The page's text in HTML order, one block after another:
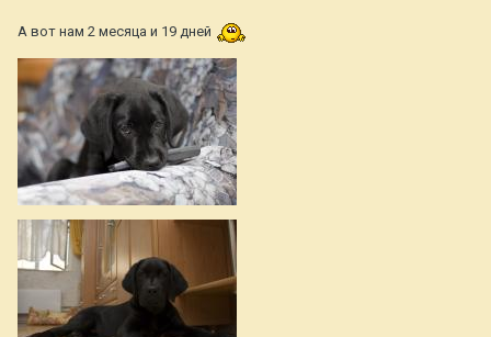
А вот нам 2 месяца и 19 дней